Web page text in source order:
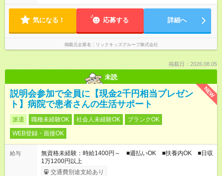
平常時は午後からの出勤ですが、 子ども達の長期休み中は朝
気になる！ 応募する 詳細へ
掲載元企業名 リックキッズグループ株式会社
掲載日：2026.08.05
未読
NEW
説明会参加で全員に【現金2千円相当プレゼン
ト】病院で患者さんの生活サポート
派遣 職種未経験OK 社会人未経験OK
ブランクOK
WEB登録・面接OK
給与
無資格未経験：時給1400円～ ■週払いOK ■扶養内OK ■日収
1万1200円以上
交通費別途支給あり